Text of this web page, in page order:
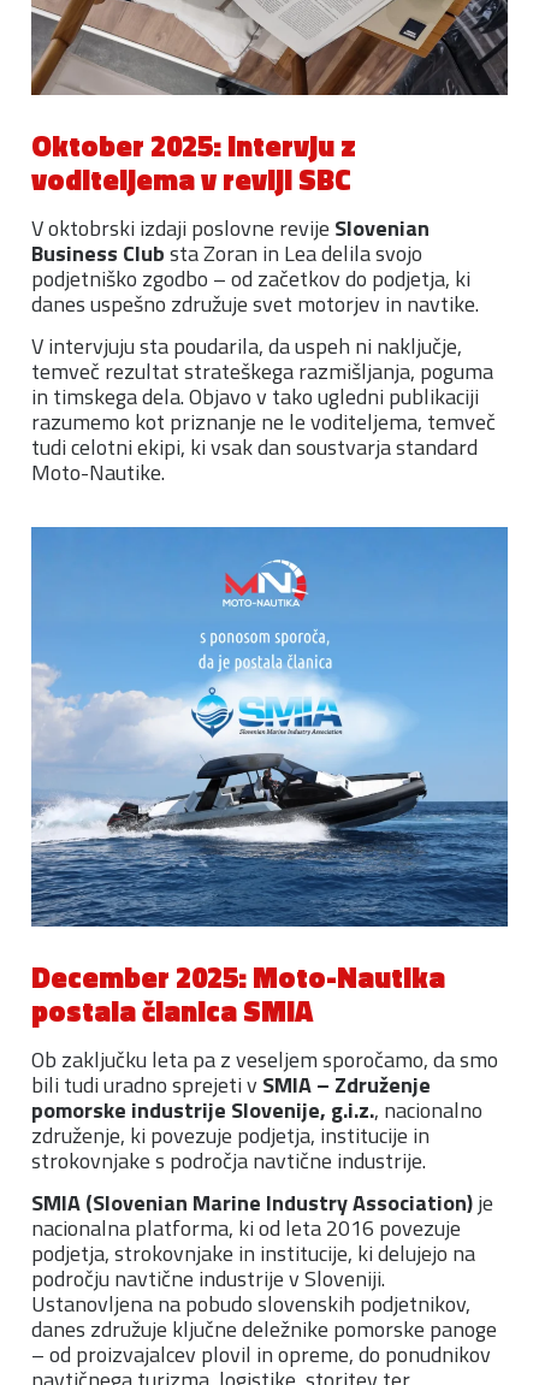
Oktober 2025: Intervju z
voditeljema v reviji SBC
V oktobrski izdaji poslovne revije Slovenian
Business Clubsta Zoran in Lea delila svojo
podjetniško zgodbo – od začetkov do podjetja, ki
danes uspešno združuje svet motorjev in navtike.
V intervjuju sta poudarila, da uspeh ni naključje,
temveč rezultat strateškega razmišljanja, poguma
in timskega dela. Objavo v tako ugledni publikaciji
razumemo kot priznanje ne le voditeljema, temveč
tudi celotni ekipi, ki vsak dan soustvarja standard
Moto-Nautike.
December 2025: Moto-Nautika
postala članica SMIA
Ob zaključku leta pa z veseljem sporočamo, da smo
bili tudi uradno sprejeti v SMIA – Združenje
pomorske industrije Slovenije, g.i.z., nacionalno
združenje, ki povezuje podjetja, institucije in
strokovnjake s področja navtične industrije.
SMIA (Slovenian Marine Industry Association)je
nacionalna platforma, ki od leta 2016 povezuje
podjetja, strokovnjake in institucije, ki delujejo na
področju navtične industrije v Sloveniji.
Ustanovljena na pobudo slovenskih podjetnikov,
danes združuje ključne deležnike pomorske panoge
– od proizvajalcev plovil in opreme, do ponudnikov